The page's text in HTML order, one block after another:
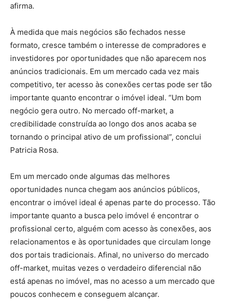
afirma.
À medida que mais negócios são fechados nesse
formato, cresce também o interesse de compradores e
investidores por oportunidades que não aparecem nos
anúncios tradicionais. Em um mercado cada vez mais
competitivo, ter acesso às conexões certas pode ser tão
importante quanto encontrar o imóvel ideal. “Um bom
negócio gera outro. No mercado off-market, a
credibilidade construída ao longo dos anos acaba se
tornando o principal ativo de um profissional”, conclui
Patricia Rosa.
Em um mercado onde algumas das melhores
oportunidades nunca chegam aos anúncios públicos,
encontrar o imóvel ideal é apenas parte do processo. Tão
importante quanto a busca pelo imóvel é encontrar o
profissional certo, alguém com acesso às conexões, aos
relacionamentos e às oportunidades que circulam longe
dos portais tradicionais. Afinal, no universo do mercado
off-market, muitas vezes o verdadeiro diferencial não
está apenas no imóvel, mas no acesso a um mercado que
poucos conhecem e conseguem alcançar.